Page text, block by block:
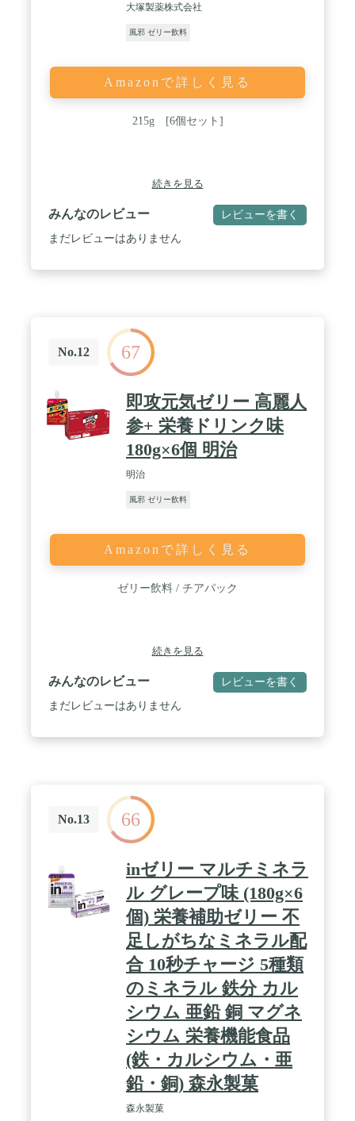
大塚製薬株式会社
風邪 ゼリー飲料
Amazonで詳しく見る
215g [6個セット]
続きを見る
みんなのレビュー レビューを書く
まだレビューはありません
No.12 67
即攻元気ゼリー 高麗人
参+ 栄養ドリンク味
180g×6個 明治
明治
風邪 ゼリー飲料
Amazonで詳しく見る
ゼリー飲料 / チアパック
続きを見る
みんなのレビュー レビューを書く
まだレビューはありません
No.13 66
inゼリー マルチミネラ
ル グレープ味 (180g×6
個) 栄養補助ゼリー 不
足しがちなミネラル配
合 10秒チャージ 5種類
のミネラル 鉄分 カル
シウム 亜鉛 銅 マグネ
シウム 栄養機能食品
(鉄・カルシウム・亜
鉛・銅) 森永製菓
森永製菓